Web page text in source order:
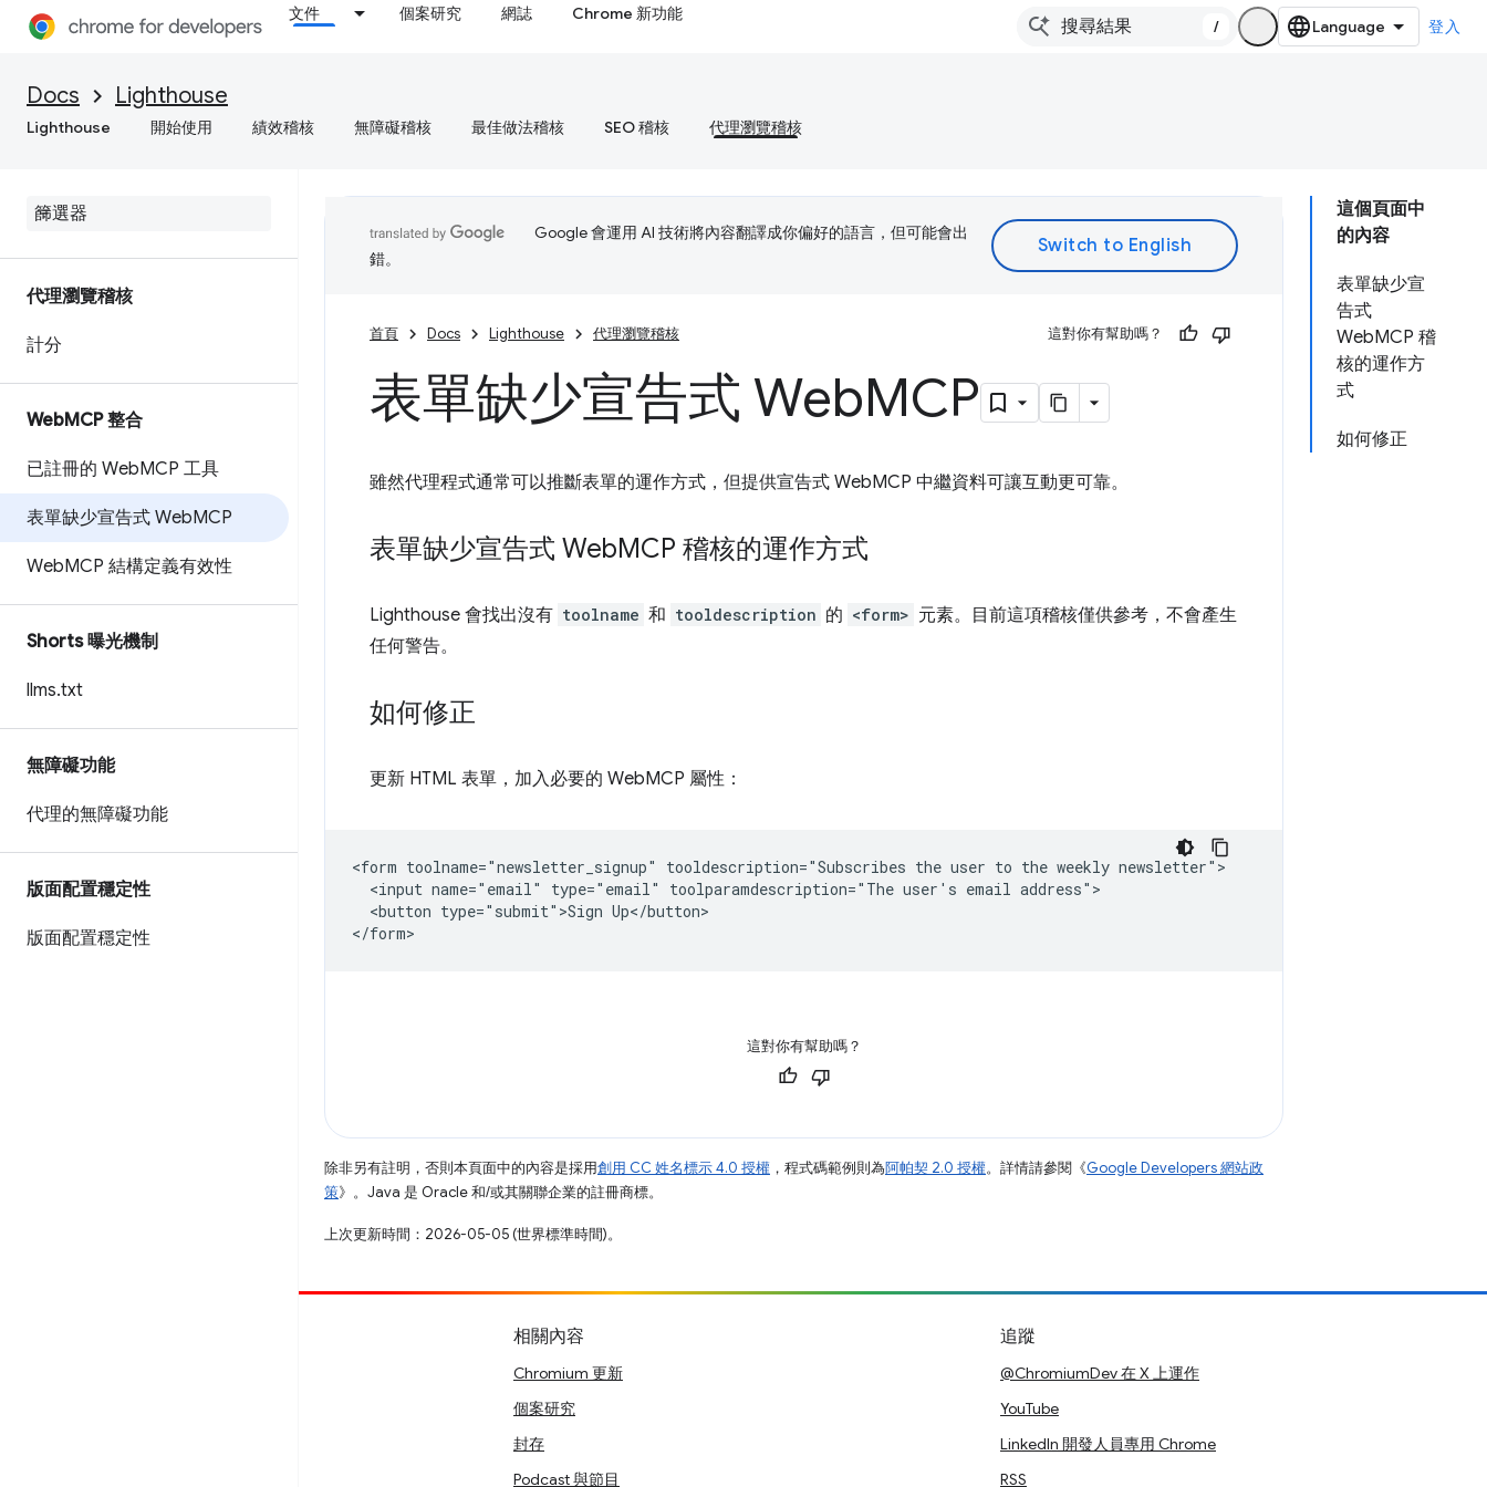
文件 個案研究 網誌 Chrome 新功能
/ 登入
Docs Lighthouse
Lighthouse 開始使用 績效稽核 無障礙稽核 最佳做法稽核 SEO 稽核 代理瀏覽稽核
代理瀏覽稽核
計分
WebMCP 整合
已註冊的 WebMCP 工具
表單缺少宣告式 WebMCP
WebMCP 結構定義有效性
Shorts 曝光機制
llms.txt
無障礙功能
代理的無障礙功能
版面配置穩定性
版面配置穩定性
這個頁面中
的內容
表單缺少宣
告式
WebMCP 稽
核的運作方
式
如何修正
Google 會運用 AI 技術將內容翻譯成你偏好的語言，但可能會出
錯。
首頁 Docs Lighthouse 代理瀏覽稽核 這對你有幫助嗎？
表單缺少宣告式 WebMCP
雖然代理程式通常可以推斷表單的運作方式，但提供宣告式 WebMCP 中繼資料可讓互動更可靠。
表單缺少宣告式 WebMCP 稽核的運作方式
Lighthouse 會找出沒有 toolname 和 tooldescription 的 <form> 元素。目前這項稽核僅供參考，不會產生
任何警告。
如何修正
更新 HTML 表單，加入必要的 WebMCP 屬性：
<form toolname="newsletter_signup" tooldescription="Subscribes the user to the weekly newsletter">
  <input name="email" type="email" toolparamdescription="The user's email address">
  <button type="submit">Sign Up</button>
這對你有幫助嗎？
除非另有註明，否則本頁面中的內容是採用創用 CC 姓名標示 4.0 授權 ，程式碼範例則為阿帕契 2.0 授權。詳情請參閱《Google Developers 網站政
策》。Java 是 Oracle 和/或其關聯企業的註冊商標。
上次更新時間：2026-05-05 (世界標準時間)。
相關內容
Chromium 更新
個案研究
封存
Podcast 與節目
追蹤
@ChromiumDev 在 X 上運作
YouTube
LinkedIn 開發人員專用 Chrome
RSS